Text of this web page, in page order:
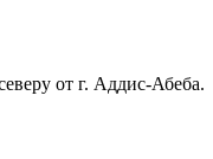
от г. Аддис-Абеба.